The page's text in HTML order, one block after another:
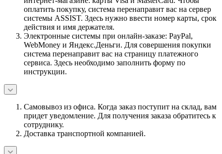
оплатить покупку, система перенаправит вас на сервер
системы ASSIST. Здесь нужно ввести номер карты, срок
действия и имя держателя.
Электронные системы при онлайн-заказе: PayPal,
WebMoney и Яндекс.Деньги. Для совершения покупки
система перенаправит вас на страницу платежного
сервиса. Здесь необходимо заполнить форму по
инструкции.
Самовывоз из офиса. Когда заказ поступит на склад, вам
придет уведомление. Для получения заказа обратитесь к
сотруднику.
Доставка транспортной компанией.